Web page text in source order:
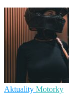
Aktuality Motorky